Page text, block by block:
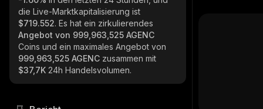
die Live-Marktkapitalisierung ist
$719.552. Es hat ein zirkulierendes
Angebot von 999,963,525 AGENC
Coins und ein maximales Angebot von
999,963,525 AGENC zusammen mit
$37,7K 24h Handelsvolumen.